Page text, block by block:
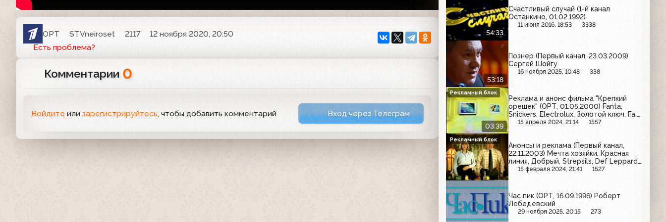
ОРТ STVneiroset 2117
12 ноября 2020, 20:50
Есть проблема?
Комментарии 0
Войдите или зарегистрируйтесь, чтобы добавить комментарий Вход через Телеграм
54:33
Счастливый случай (1-й канал
Останкино, 01.02.1992)
11 июня 2016, 18:53 3338
53:18
Познер (Первый канал, 23.03.2009)
Сергей Шойгу
16 ноября 2025, 10:48 338
03:39
Реклама и анонс фильма "Крепкий
орешек" (ОРТ, 01.05.2000) Fanta,
Snickers, Electrolux, Золотой ключ, Fa,
Samsung, McDonald's, Milky Way,
15 апреля 2024, 21:14 1557
Рекламный блок
Анонсы и реклама (Первый канал,
22.11.2003) Мечта хозяйки, Красная
линия, Добрый, Strepsils, Def Leppard,
L'Oreal, Bridgestone, Чистая линия,
15 февраля 2024, 21:41 1527
Рекламный блок
Час пик (ОРТ, 16.09.1996) Роберт
Лебедевский
29 ноября 2025, 20:15 273